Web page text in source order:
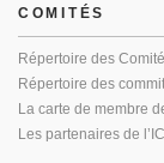
COMITÉS
Répertoire des
Répertoire des
La carte de membre
Les partenaires de